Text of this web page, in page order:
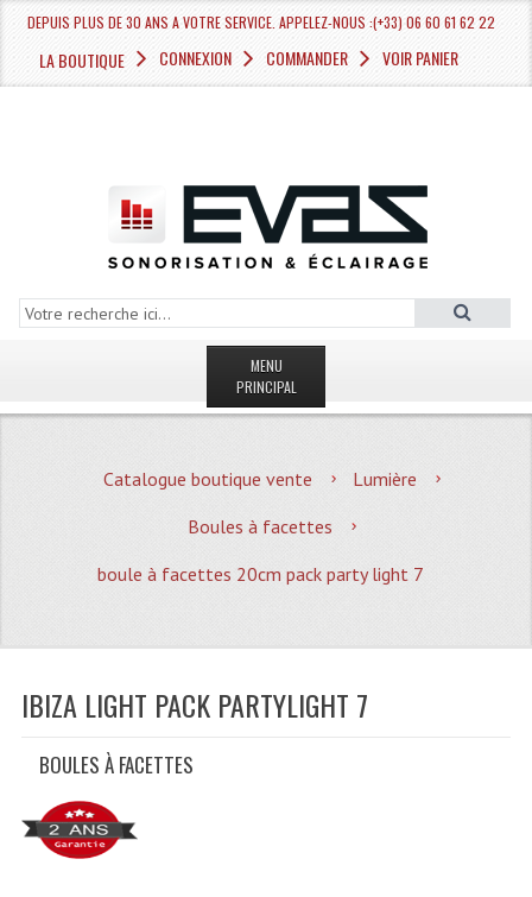
DEPUIS PLUS DE 30 ANS A VOTRE SERVICE. APPELEZ-NOUS :(+33) 06 60 61 62 22
LA BOUTIQUE CONNEXION COMMANDER VOIR PANIER
MENU
PRINCIPAL
MAGASIN
Quoi De Neuf?
Promotions
Catalogue boutique vente
Lumière
Boules à facettes
boule à facettes 20cm pack party light 7
IBIZA LIGHT PACK PARTYLIGHT 7
BOULES À FACETTES